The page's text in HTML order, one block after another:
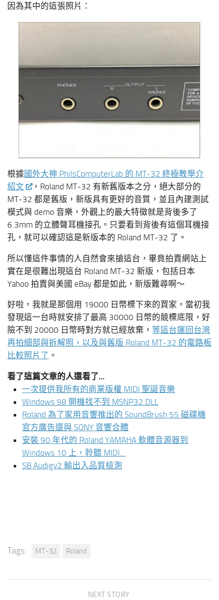
因為其中的這張照片：
根據國外大神 PhilsComputerLab 的 MT-32 終極教學介
紹文
，Roland MT-32 有新舊版本之分，絕大部分的
MT-32 都是舊版，新版具有更好的音質，並且內建測試
模式與 demo 音樂，外觀上的最大特徵就是背後多了
6.3mm 的立體聲耳機接孔。只要看到背後有這個耳機接
孔，就可以確認這是新版本的 Roland MT-32 了。
所以懂這件事情的人自然會來搶這台，畢竟拍賣網站上
實在是很難出現這台 Roland MT-32 新版，包括日本
Yahoo 拍賣與美國 eBay 都是如此，新版難尋啊～
好啦，我就是那個用 19000 日幣標下來的買家，當初我
發現這一台時就安排了最高 30000 日幣的競標底限，好
險不到 20000 日幣時對方就已經放棄， 等這台運回台灣
再拍細部與拆解照，以及與舊版 Roland MT-32 的電路板
比較照片了 。
看了這篇文章的人還看了...
一次提供我所有的商業版權 MIDI 聖誕音樂
Windows 98 開機找不到 MSNP32.DLL
Roland 為了家用音響推出的 SoundBrush 55 磁碟機
官方廣告還與 SONY 音響合體
安裝 90 年代的 Roland YAMAHA 軟體音源器到
Windows 10 上，聆聽 MIDI…
SB Audigy2 輸出入品質檢測
Tags: MT-32 Roland
NEXT STORY